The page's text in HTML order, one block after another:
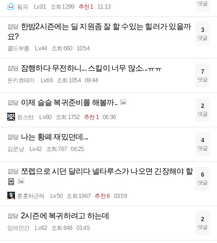
핌피 Lv.81 조회 1299 추천 1 11:13 댓글
잡담 한밤2시즌에는 딜 지원좀 잘 할 수있는 힐러가 있을까
요?
콜드부릉 Lv.44 조회 660 10:54
3
댓글
잡담 잠행하다 무전하니... 스킬이 너무 많소...ㅠㅠ
돈키호테이 Lv.66 조회 1054 09:44
7
댓글
잡담 이제 슬슬 복귀준비를 해볼까..
윈스턴 Lv.80 조회 1752 추천 1 06:36
2
댓글
잡담 나는 황폐 재밌던데...
김쿤냥 Lv.42 조회 767 06:25
4
댓글
잡담 쪼렙으로 시던 달리다 넬타루스가 나오면 긴장해야 할
몹
훈훈하군혀 Lv.50 조회 1967 추천 6 03:59
6
댓글
잡담 2시즌에 복귀하려고 하는데
잉여인간 Lv.62 조회 648 01:45
2
댓글